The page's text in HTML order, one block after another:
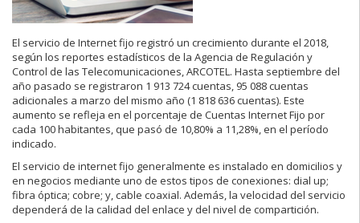
El servicio de Internet fijo registró un crecimiento durante el 2018,
según los reportes estadísticos de la Agencia de Regulación y
Control de las Telecomunicaciones, ARCOTEL. Hasta septiembre del
año pasado se registraron 1 913 724 cuentas, 95 088 cuentas
adicionales a marzo del mismo año (1 818 636 cuentas). Este
aumento se refleja en el porcentaje de Cuentas Internet Fijo por
cada 100 habitantes, que pasó de 10,80% a 11,28%, en el período
indicado.
El servicio de internet fijo generalmente es instalado en domicilios y
en negocios mediante uno de estos tipos de conexiones: dial up;
fibra óptica; cobre; y, cable coaxial. Además, la velocidad del servicio
dependerá de la calidad del enlace y del nivel de compartición.